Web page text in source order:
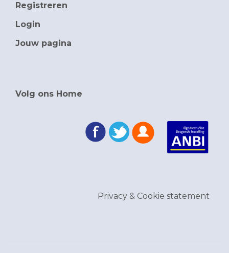
Registreren
Login
Jouw pagina
Volg ons Home
Privacy & Cookie statement